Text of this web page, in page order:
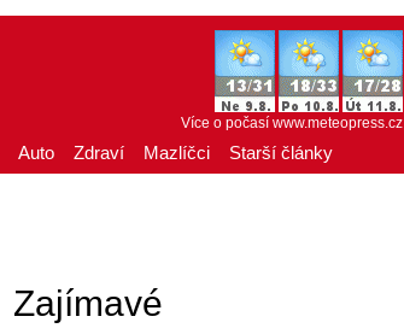
Více o počasí www.meteopress.cz
Auto Zdraví Mazlíčci Starší články
Zajímavé